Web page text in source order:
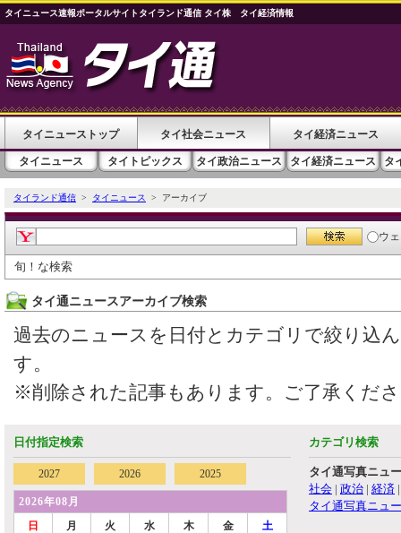
タイニュース速報ポータルサイトタイランド通信 タイ株 タイ経済情報
タイニューストップ タイ社会ニュース タイ経済ニュース
タイニュース タイトピックス タイ政治ニュース タイ経済ニュース タ
タイランド通信 > タイニュース > アーカイブ
ウ
旬！な検索
タイ通ニュースアーカイブ検索
過去のニュースを日付とカテゴリで絞り込
す。
※削除された記事もあります。ご了承くだ
日付指定検索
2027 2026 2025
2026年08月
日
月 火 水 木 金 土
カテゴリ検索
タイ通写真ニュ
社会 | 政治 | 経済
タイ通写真ニュ